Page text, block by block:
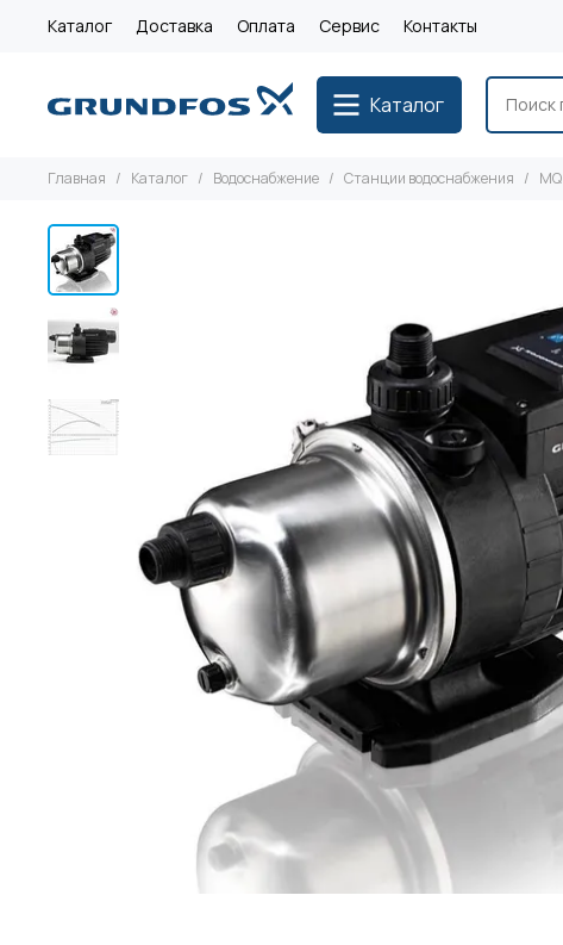
Каталог Доставка Оплата Сервис Контакты
Каталог
Главная Каталог Водоснабжение Станции водоснабжения MQ